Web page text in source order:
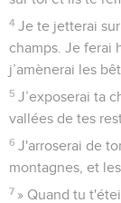
4 Je te jetterai
champs. Je ferai
j’amènerai les
5 J’exposerai ta
vallées de tes
6 J'arroserai de
montagnes, et
7 » Quand tu